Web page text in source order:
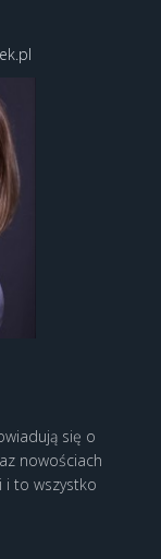
się o
nowościach
i to wszystko